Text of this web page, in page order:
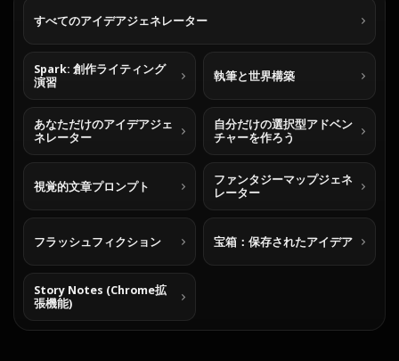
すべてのアイデアジェネレーター
Spark: 創作ライティング
演習
執筆と世界構築
あなただけのアイデアジェ
ネレーター
自分だけの選択型アドベン
チャーを作ろう
視覚的文章プロンプト
ファンタジーマップジェネ
レーター
フラッシュフィクション 宝箱：保存されたアイデア
Story Notes (Chrome拡
張機能)